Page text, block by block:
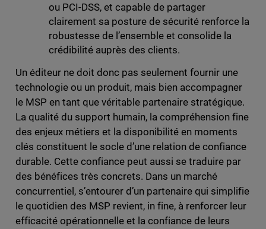
ou PCI-DSS, et capable de partager
clairement sa posture de sécurité renforce la
robustesse de l’ensemble et consolide la
crédibilité auprès des clients.
Un éditeur ne doit donc pas seulement fournir une
technologie ou un produit, mais bien accompagner
le MSP en tant que véritable partenaire stratégique.
La qualité du support humain, la compréhension fine
des enjeux métiers et la disponibilité en moments
clés constituent le socle d’une relation de confiance
durable. Cette confiance peut aussi se traduire par
des bénéfices très concrets. Dans un marché
concurrentiel, s’entourer d’un partenaire qui simplifie
le quotidien des MSP revient, in fine, à renforcer leur
efficacité opérationnelle et la confiance de leurs